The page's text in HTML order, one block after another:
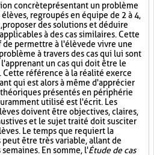
concrète présentant un problème
regroupés en équipe de 2 à 4,
des solutions et déduire
à des cas similaires. Cette
permettre à l'élève de vivre une
à travers des cas qui lui sont
un cas qui doit être le
Cette référence à la réalité exerce
qui est alors à même d'apprécier
présentés en périphérie
utilisé est l'écrit. Les
doivent être objectives, claires,
et le sujet traité doit susciter
Le temps que requiert la
être très variable, allant de
En somme, l'Étude de cas